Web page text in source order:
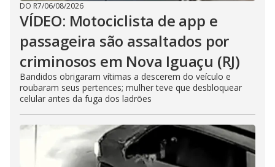
DO R7/06/08/2026
VÍDEO: Motociclista de app e
passageira são assaltados por
criminosos em Nova Iguaçu (RJ)
Bandidos obrigaram vítimas a descerem do veículo e
roubaram seus pertences; mulher teve que desbloquear
celular antes da fuga dos ladrões